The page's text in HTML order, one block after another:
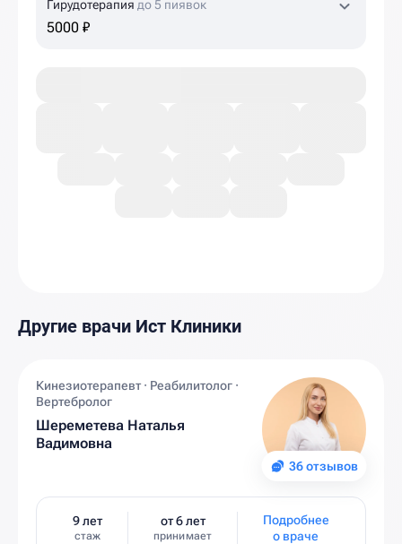
Гирудотерапия до 5 пиявок
5000 ₽
Другие врачи Ист Клиники
36 отзывов
Кинезиотерапевт · Реабилитолог ·
Вертебролог
Шереметева Наталья
Вадимовна
9 лет
стаж
от 6 лет
принимает
Подробнее
о враче